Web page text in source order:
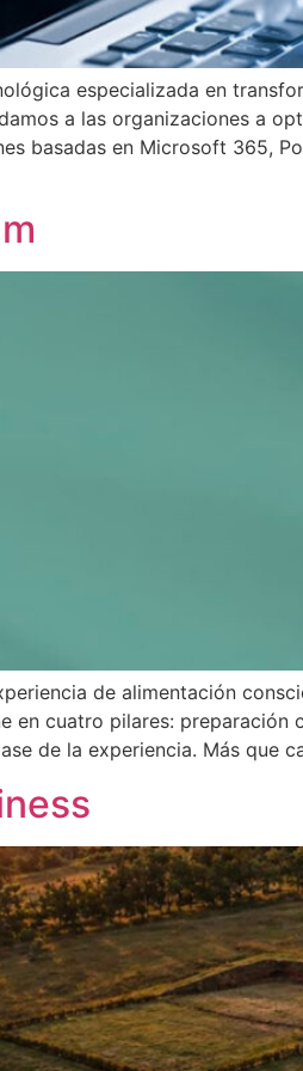
especializada en
a las organizaciones a
basadas en Microsoft 365,
de alimentación
en cuatro pilares:
de la experiencia. Más que